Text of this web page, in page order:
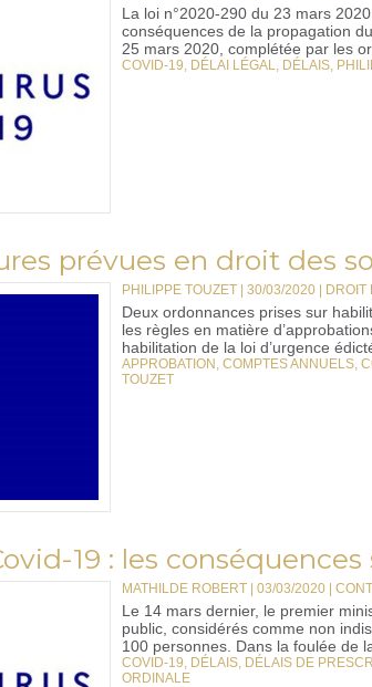
La loi n°2020-290 du 23 mars
conséquences de la propagation
25 mars 2020, complétée par les
COVID-19, DÉLAI LÉGAL, DÉLAIS,
prévues en droit des
PHILIPPE TOUZET | 30/03/2020 DROIT
Deux ordonnances prises sur
les règles en matière
habilitation de la loi d’urgence
APPROBATION , COMPTES ANNUELS,
TOUZET
19 : les
MATHILDE ROBERT | 03/03/2020
Le 14 mars dernier, le premier
public, considérés comme non
100 personnes. Dans la foulée de
COVID-19, DÉLAIS, DÉLAIS DE
ORDINALE